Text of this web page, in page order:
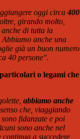
oggi circa 400
girando molto,
anche di tutta la
Abbiamo anche una
già un buon numero
40 persone".
o legami che
abbiamo anche
che, viaggiando
fidanzate e poi
sono anche nel
a succedere